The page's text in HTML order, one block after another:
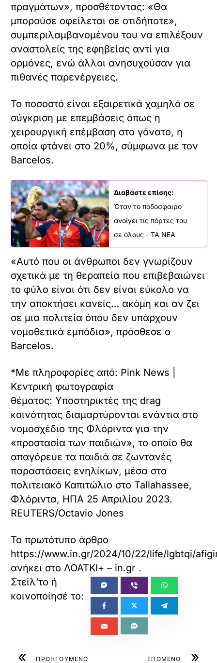
πραγμάτων», προσθέτοντας: «Θα
μπορούσε οφείλεται σε οτιδήποτε»,
συμπεριλαμβανομένου του να επιλέξουν
αναστολείς της εφηβείας αντί για
ορμόνες, ενώ άλλοι ανησυχούσαν για
πιθανές παρενέργειες.
Το ποσοστό είναι εξαιρετικά χαμηλό σε
σύγκριση με επεμβάσεις όπως η
χειρουργική επέμβαση στο γόνατο, η
οποία φτάνει στο 20%, σύμφωνα με τον
Barcelos.
Διαβάστε επίσης:
Όταν το ποδόσφαιρο
ανοίγει τις πόρτες του
σε όλους - ΤΑ ΝΕΑ
«Αυτό που οι άνθρωποι δεν γνωρίζουν
σχετικά με τη θεραπεία που επιβεβαιώνει
το φύλο είναι ότι δεν είναι εύκολο να
την αποκτήσει κανείς… ακόμη και αν ζει
σε μια πολιτεία όπου δεν υπάρχουν
νομοθετικά εμπόδια», πρόσθεσε ο
Barcelos.
*Με πληροφορίες από: Pink News |
Κεντρική φωτογραφία
θέματος: Υποστηρικτές της drag
κοινότητας διαμαρτύρονται ενάντια στο
νομοσχέδιο της Φλόριντα για την
«προστασία των παιδιών», το οποίο θα
απαγόρευε τα παιδιά σε ζωντανές
παραστάσεις ενηλίκων, μέσα στο
πολιτειακό Καπιτώλιο στο Tallahassee,
Φλόριντα, ΗΠΑ 25 Απριλίου 2023.
REUTERS/Octavio Jones
Το πρωτότυπο άρθρο
https://www.in.gr/2024/10/22/life/lgbtqi/
ανήκει στοΛΟΑΤΚΙ+ – in.gr .
« ΠΡΟΗΓΟΥΜΕΝΟ »
ΕΠΟΜΕΝΟ